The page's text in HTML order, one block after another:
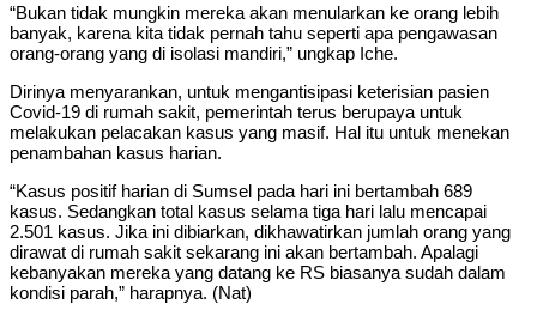
“Bukan tidak mungkin mereka akan menularkan ke orang lebih
banyak, karena kita tidak pernah tahu seperti apa pengawasan
orang-orang yang di isolasi mandiri,” ungkap Iche.
Dirinya menyarankan, untuk mengantisipasi keterisian pasien
Covid-19 di rumah sakit, pemerintah terus berupaya untuk
melakukan pelacakan kasus yang masif. Hal itu untuk menekan
penambahan kasus harian.
“Kasus positif harian di Sumsel pada hari ini bertambah 689
kasus. Sedangkan total kasus selama tiga hari lalu mencapai
2.501 kasus. Jika ini dibiarkan, dikhawatirkan jumlah orang yang
dirawat di rumah sakit sekarang ini akan bertambah. Apalagi
kebanyakan mereka yang datang ke RS biasanya sudah dalam
kondisi parah,” harapnya. (Nat)